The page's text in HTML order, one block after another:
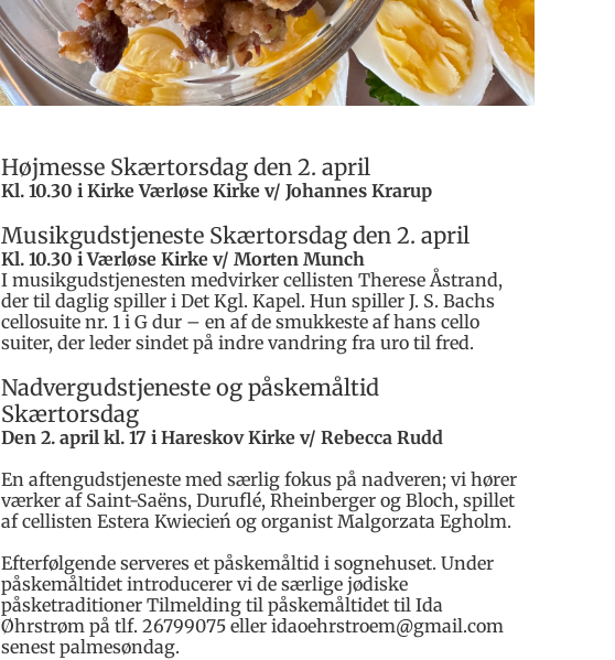
Højmesse Skærtorsdag den 2. april
Kl. 10.30 i Kirke Værløse Kirke v/ Johannes Krarup
Musikgudstjeneste Skærtorsdag den 2. april
Kl. 10.30 i Værløse Kirke v/ Morten Munch
I musikgudstjenesten medvirker cellisten Therese Åstrand,
der til daglig spiller i Det Kgl. Kapel. Hun spiller J. S. Bachs
cellosuite nr. 1 i G dur – en af de smukkeste af hans cello
suiter, der leder sindet på indre vandring fra uro til fred.
Nadvergudstjeneste og påskemåltid
Skærtorsdag
Den 2. april kl. 17 i Hareskov Kirke v/ Rebecca Rudd
En aftengudstjeneste med særlig fokus på nadveren; vi hører
værker af Saint-Saëns, Duruflé, Rheinberger og Bloch, spillet
af cellisten Estera Kwiecień og organist Malgorzata Egholm.
Efterfølgende serveres et påskemåltid i sognehuset. Under
påskemåltidet introducerer vi de særlige jødiske
påsketraditioner Tilmelding til påskemåltidet til Ida
Øhrstrøm på tlf. 26799075 eller idaoehrstroem@gmail.com
senest palmesøndag.